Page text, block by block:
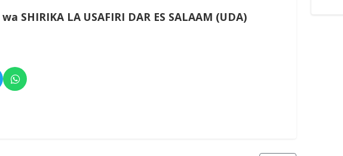
SHIRIKA LA USAFIRI DAR ES SALAAM (UDA)